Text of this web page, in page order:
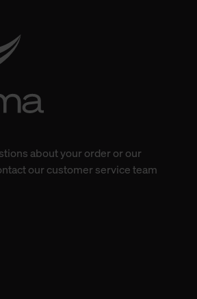
über Cookies und Web-
die Nutzung Ihrer persönlichen Daten
Datenschutzerklärung.
about your order or our
our customer service team